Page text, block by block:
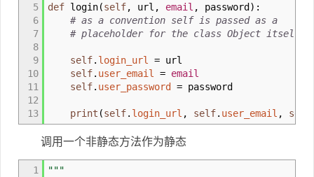
5
6
7
8
9
10
11
12
13
def login(self, url , email , password ) :
# as a convention self is passed as a
# placeholder for the class Object itself
self. login_url = url
self. user_email = email
self. user_password = password
print (self. login_url , self. user_email , self
调用一个非静态方法作为静态
1
"""